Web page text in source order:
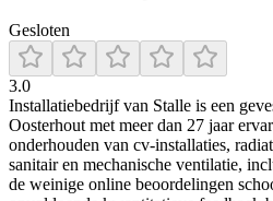
Gesloten
3.0
Installatiebedrijf van Stalle is een
Oosterhout met meer dan 27 jaar
onderhouden van cv-installaties,
sanitair en mechanische ventilatie,
de weinige online beoordelingen